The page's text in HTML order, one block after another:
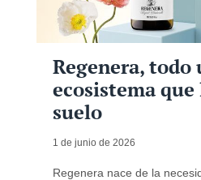
Regenera, todo
ecosistema que
suelo
1 de junio de 2026
Regenera nace de la